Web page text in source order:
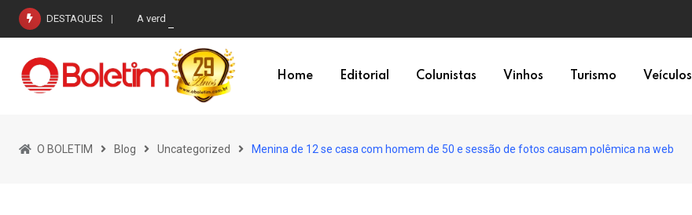
Skip
content
DESTAQUES A verdadeira eleição que está em curso
Home Editorial Colunistas Vinhos Turismo Veículos
O BOLETIM Blog Uncategorized Menina de 12 se casa com homem de 50 e sessão de fotos causam polêmica na web